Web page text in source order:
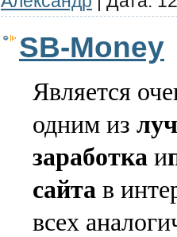
SB-Money
Является
одним из
заработка и
сайта в
всех